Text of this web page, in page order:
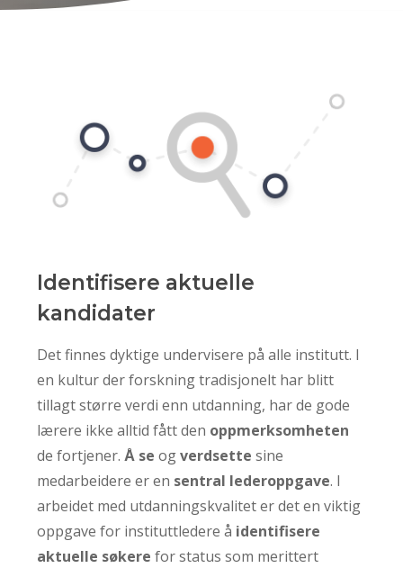
Identifisere aktuelle
kandidater
Det finnes dyktige undervisere på alle institutt. I
en kultur der forskning tradisjonelt har blitt
tillagt større verdi enn utdanning, har de gode
lærere ikke alltid fått den oppmerksomheten
de fortjener. Å se ogverdsette sine
medarbeidere er en sentral lederoppgave. I
arbeidet med utdanningskvalitet er det en viktig
oppgave for instituttledere å identifisere
aktuelle søkere for status som merittert